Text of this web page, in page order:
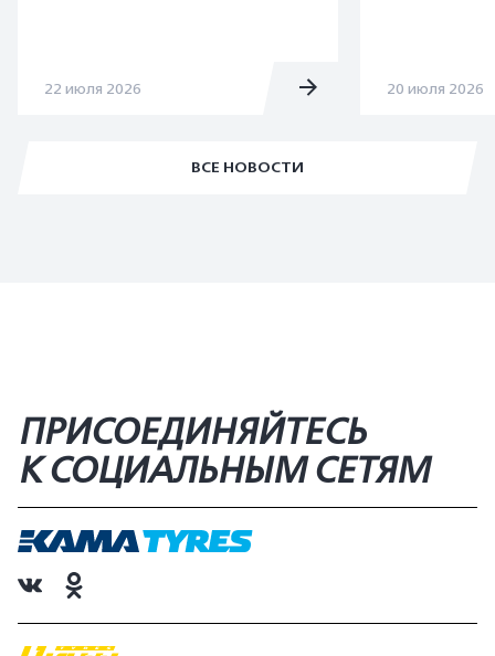
ВСЕ НОВОСТИ
22 июля 2026 20 июля 2026
ПРИСОЕДИНЯЙТЕСЬ
К СОЦИАЛЬНЫМ СЕТЯМ